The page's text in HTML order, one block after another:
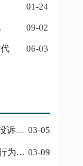
01-24
09-02
06-03
03-05
03-09